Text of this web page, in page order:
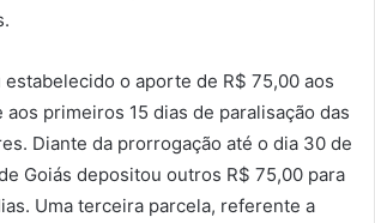
estabelecido o aporte de R$ 75,00 aos
primeiros 15 dias de paralisação das
Diante da prorrogação até o dia 30 de
Goiás depositou outros R$ 75,00 para
Uma terceira parcela, referente a